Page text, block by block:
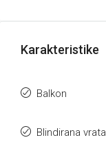
Karakteristike
Balkon
Blindirana vrata